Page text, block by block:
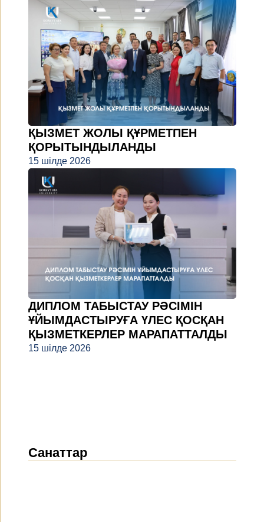
ҚЫЗМЕТ ЖОЛЫ ҚҰРМЕТПЕН
ҚОРЫТЫНДЫЛАНДЫ
15 шілде 2026
ДИПЛОМ ТАБЫСТАУ РӘСІМІН
ҰЙЫМДАСТЫРУҒА ҮЛЕС ҚОСҚАН
ҚЫЗМЕТКЕРЛЕР МАРАПАТТАЛДЫ
15 шілде 2026
Санаттар